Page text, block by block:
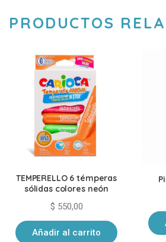
PRODUCTOS
TEMPERELLO 6 témperas
sólidas colores neón
$ 550,00
Añadir al carrito